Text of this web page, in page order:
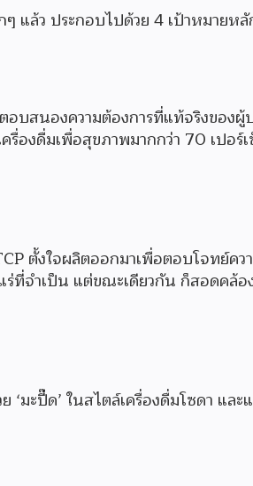
แล้ว ประกอบไปด้วย 4 เป้าหมายห
สนองความต้องการที่แท้จริงของผู้
องดื่มเพื่อสุขภาพมากกว่า 70 เปอร์
ตั้งใจผลิตออกมาเพื่อตอบโจทย์คว
ที่จำเป็น แต่ขณะเดียวกัน ก็สอดคล้อ
มะปี๊ด’ ในสไตล์เครื่องดื่มโซดา แล